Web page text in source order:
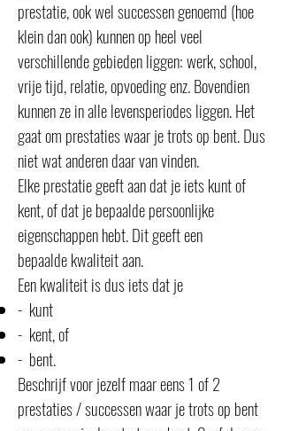
prestatie, ook wel successen genoemd (hoe
klein dan ook) kunnen op heel veel
verschillende gebieden liggen: werk, school,
vrije tijd, relatie, opvoeding enz. Bovendien
kunnen ze in alle levensperiodes liggen. Het
gaat om prestaties waar je trots op bent. Dus
niet wat anderen daar van vinden.
Elke prestatie geeft aan dat je iets kunt of
kent, of dat je bepaalde persoonlijke
eigenschappen hebt. Dit geeft een
bepaalde kwaliteit aan.
Een kwaliteit is dus iets dat je
- kunt
- kent, of
- bent.
Beschrijf voor jezelf maar eens 1 of 2
prestaties / successen waar je trots op bent